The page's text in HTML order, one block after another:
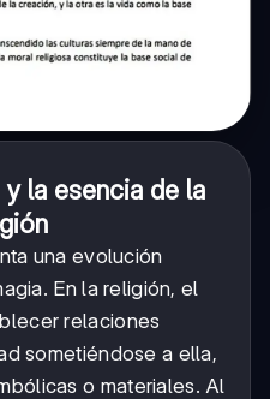
la esencia de la
una evolución
En la religión, el
relaciones
sometiéndose a ella,
o materiales. Al